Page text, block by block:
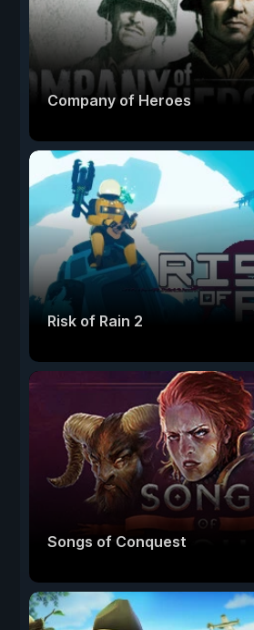
Company of Heroes
Risk of Rain 2
Songs of Conquest